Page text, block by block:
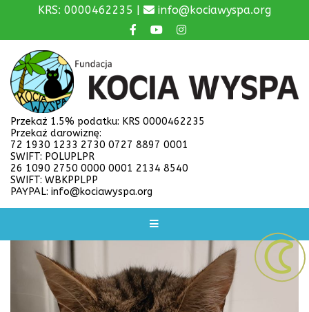
KRS: 0000462235 | info@kociawyspa.org
Przekaż 1.5% podatku: KRS 0000462235
Przekaż darowiznę:
72 1930 1233 2730 0727 8897 0001
SWIFT: POLUPLPR
26 1090 2750 0000 0001 2134 8540
SWIFT: WBKPPLPP
PAYPAL: info@kociawyspa.org